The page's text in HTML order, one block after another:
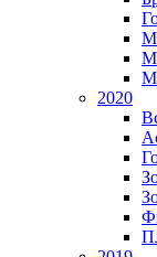
2020